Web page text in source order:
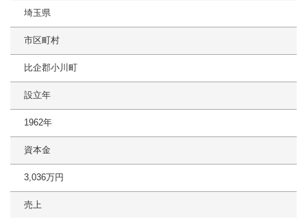
埼玉県
市区町村
比企郡小川町
設立年
1962年
資本金
3,036万円
売上